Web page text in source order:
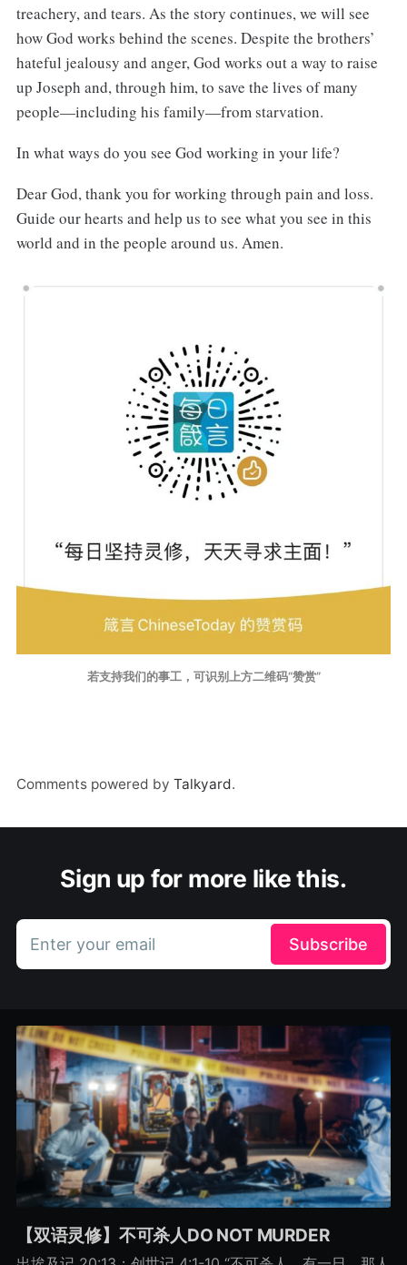
treachery, and tears. As the story continues, we will see
how God works behind the scenes. Despite the brothers’
hateful jealousy and anger, God works out a way to raise
up Joseph and, through him, to save the lives of many
people—including his family—from starvation.
In what ways do you see God working in your life?
Dear God, thank you for working through pain and loss.
Guide our hearts and help us to see what you see in this
world and in the people around us. Amen.
若支持我们的事工，可识别上方二维码“赞赏”
Comments powered by Talkyard.
Sign up for more like this.
Enter your email Subscribe
【双语灵修】不可杀人DO NOT MURDER